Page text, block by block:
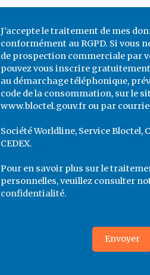
J'accepte le traitement de mes
conformément au RGPD. Si vous
de prospection commerciale par
pouvez vous inscrire
au démarchage téléphonique,
code de la consommation, sur le
www.bloctel.gouv.fr ou par
Société Worldline, Service Bloctel,
CEDEX.
Pour en savoir plus sur le
personnelles, veuillez consulter
confidentialité.
Envoyer